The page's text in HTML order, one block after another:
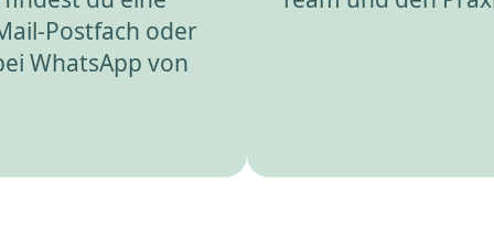
Postfach oder
WhatsApp von